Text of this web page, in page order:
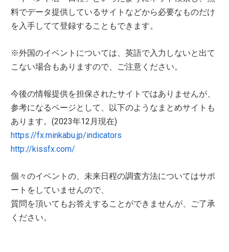
料でデータ提供しているサイトなどから必要なものだけ
を入手してて登録することもできます。
※外国のイベントについては、英語で入力しないと出て
こない場合もありますので、ご注意ください。
今後の情報提供を担保されたサイトではありませんが、
参考になるページとして、以下のようなまとめサイトも
あります。(2023年12月現在)
https://fx.minkabu.jp/indicators
http://kissfx.com/
個々のイベントの、未来日程の調査方法についてはサポ
ートをしていませんので、
質問を頂いてもお答えすることができませんが、ご了承
ください。